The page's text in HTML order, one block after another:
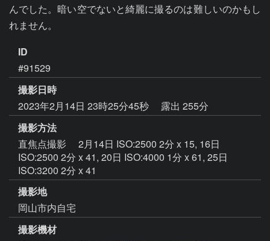
んでした。暗い空でないと綺麗に撮るのは難しいのかもし
れません。
ID
#91529
撮影日時
2023年2月14日 23時25分45秒
露出 255分
撮影方法
直焦点撮影 2月14日 ISO:2500 2分 x 15, 16日
ISO:2500 2分 x 41, 20日 ISO:4000 1分 x 61, 25日
ISO:3200 2分 x 41
撮影地
岡山市内自宅
撮影機材